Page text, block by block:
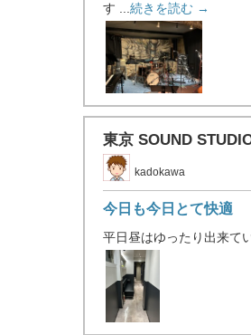
す ... 続きを読む →
東京 SOUND
kadokawa
今日も今日とて快適
平日昼はゆったり出来て